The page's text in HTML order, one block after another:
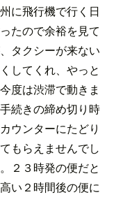
に飛行機で行く日
たので余裕を見て
タクシーが来ない
してくれ、やっと
度は渋滞で動きま
続きの締め切り時
ウンターにたどり
もらえませんでし
２３時発の便だと
い２時間後の便に